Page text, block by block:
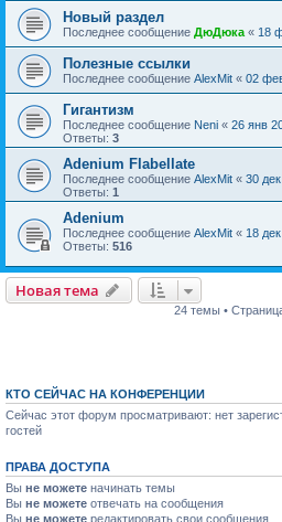
Новый раздел
Последнее сообщение ДюДюка« 18
Полезные ссылки
Последнее сообщение AlexMit « 02
Гигантизм
Последнее сообщение Neni « 26 янв
Ответы: 3
Adenium Flabellate
Последнее сообщение AlexMit « 30
Ответы: 1
Adenium
Последнее сообщение AlexMit « 18
Ответы: 516
Новая тема
24 темы •
КТО СЕЙЧАС НА КОНФЕРЕНЦИИ
Сейчас этот форум просматривают: нет
гостей
ПРАВА ДОСТУПА
Вы не можете начинать темы
Вы не можете отвечать на сообщения
Вы не можете редактировать свои сообщения